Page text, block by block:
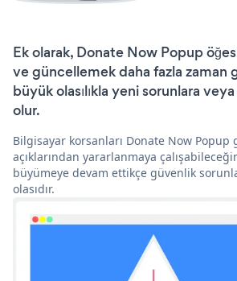
Ek olarak, Donate Now Popup
ve güncellemek daha fazla zaman
büyük olasılıkla yeni sorunlara
olur.
Bilgisayar korsanları Donate Now Popup
açıklarından yararlanmaya
büyümeye devam ettikçe güvenlik
olasıdır.